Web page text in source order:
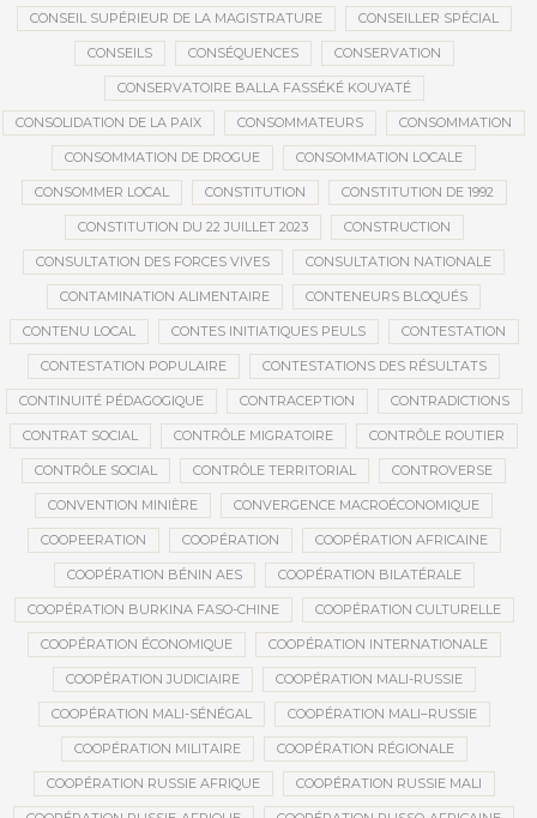
CONSEIL SUPÉRIEUR DE LA MAGISTRATURE CONSEILLER SPÉCIAL
CONSEILS CONSÉQUENCES CONSERVATION
CONSERVATOIRE BALLA FASSÉKÉ KOUYATÉ
CONSOLIDATION DE LA PAIX CONSOMMATEURS CONSOMMATION
CONSOMMATION DE DROGUE CONSOMMATION LOCALE
CONSOMMER LOCAL CONSTITUTION CONSTITUTION DE 1992
CONSTITUTION DU 22 JUILLET 2023 CONSTRUCTION
CONSULTATION DES FORCES VIVES CONSULTATION NATIONALE
CONTAMINATION ALIMENTAIRE CONTENEURS BLOQUÉS
CONTENU LOCAL CONTES INITIATIQUES PEULS CONTESTATION
CONTESTATION POPULAIRE CONTESTATIONS DES RÉSULTATS
CONTINUITÉ PÉDAGOGIQUE CONTRACEPTION CONTRADICTIONS
CONTRAT SOCIAL CONTRÔLE MIGRATOIRE CONTRÔLE ROUTIER
CONTRÔLE SOCIAL CONTRÔLE TERRITORIAL CONTROVERSE
CONVENTION MINIÈRE CONVERGENCE MACROÉCONOMIQUE
COOPEERATION COOPÉRATION COOPÉRATION AFRICAINE
COOPÉRATION BÉNIN AES COOPÉRATION BILATÉRALE
COOPÉRATION BURKINA FASO-CHINE COOPÉRATION CULTURELLE
COOPÉRATION ÉCONOMIQUE COOPÉRATION INTERNATIONALE
COOPÉRATION JUDICIAIRE COOPÉRATION MALI-RUSSIE
COOPÉRATION MALI-SÉNÉGAL COOPÉRATION MALI–RUSSIE
COOPÉRATION MILITAIRE COOPÉRATION RÉGIONALE
COOPÉRATION RUSSIE AFRIQUE COOPÉRATION RUSSIE MALI